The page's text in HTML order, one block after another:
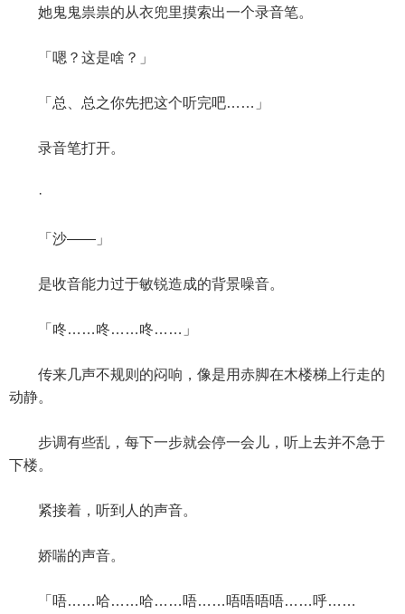
她鬼鬼祟祟的从衣兜里摸索出一个录音笔。
「嗯？这是啥？」
「总、总之你先把这个听完吧……」
录音笔打开。
·
「沙——」
是收音能力过于敏锐造成的背景噪音。
「咚……咚……咚……」
传来几声不规则的闷响，像是用赤脚在木楼梯上行走的
动静。
步调有些乱，每下一步就会停一会儿，听上去并不急于
下楼。
紧接着，听到人的声音。
娇喘的声音。
「唔……哈……哈……唔……唔唔唔唔……呼……